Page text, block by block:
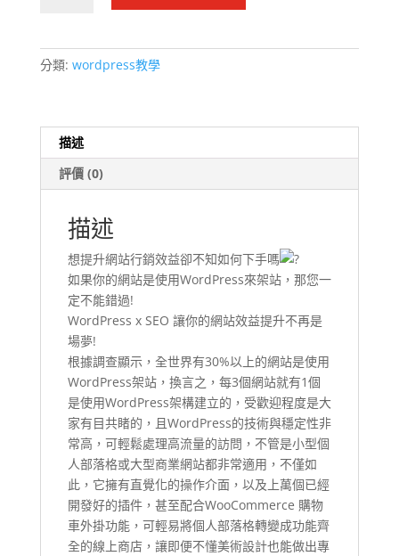
設
2
速
分類: wordpress教學
描述
評價 (0)
描述
想提升網站行銷效益卻不知如何下手嗎
如果你的網站是使用WordPress來架站，那您一
定不能錯過!
WordPress x SEO 讓你的網站效益提升不再是
場夢!
根據調查顯示，全世界有30%以上的網站是使用
WordPress架站，換言之，每3個網站就有1個
是使用WordPress架構建立的，受歡迎程度是大
家有目共睹的，且WordPress的技術與穩定性非
常高，可輕鬆處理高流量的訪問，不管是小型個
人部落格或大型商業網站都非常適用，不僅如
此，它擁有直覺化的操作介面，以及上萬個已經
開發好的插件，甚至配合WooCommerce 購物
車外掛功能，可輕易將個人部落格轉變成功能齊
全的線上商店，讓即便不懂美術設計也能做出專